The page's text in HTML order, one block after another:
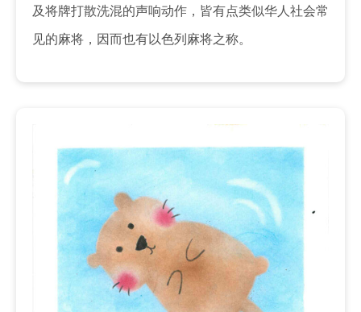
及将牌打散洗混的声响动作，皆有点类似华人社会常
见的麻将，因而也有以色列麻将之称。